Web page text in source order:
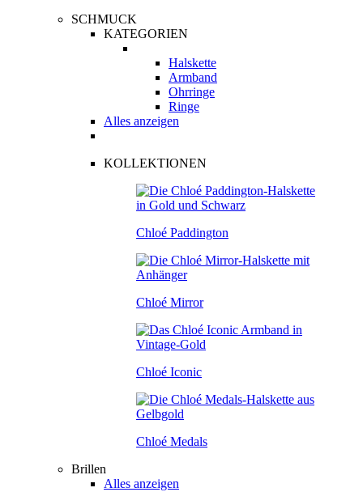
SCHMUCK
KATEGORIEN
Halskette
Armband
Ohrringe
Ringe
Alles anzeigen
KOLLEKTIONEN
Chloé Paddington
Chloé Mirror
Chloé Iconic
Chloé Medals
Brillen
Alles anzeigen